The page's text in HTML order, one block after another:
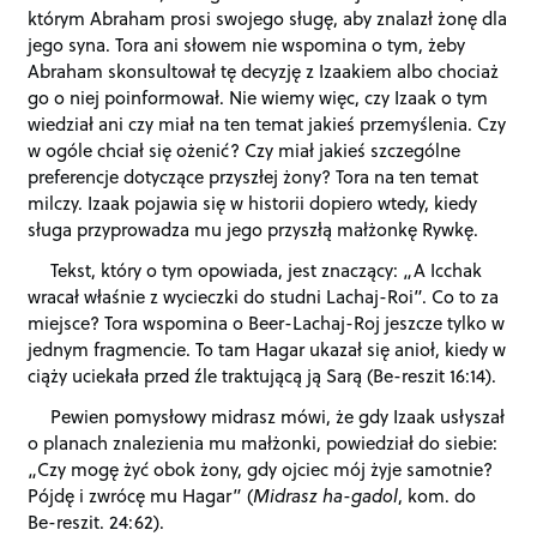
którym Abraham prosi swojego sługę, aby znalazł żonę dla
jego syna. Tora ani słowem nie wspomina o tym, żeby
Abraham skonsultował tę decyzję z Izaakiem albo chociaż
go o niej poinformował. Nie wiemy więc, czy Izaak o tym
wiedział ani czy miał na ten temat jakieś przemyślenia. Czy
w ogóle chciał się ożenić? Czy miał jakieś szczególne
preferencje dotyczące przyszłej żony? Tora na ten temat
milczy. Izaak pojawia się w historii dopiero wtedy, kiedy
sługa przyprowadza mu jego przyszłą małżonkę Rywkę.
Tekst, który o tym opowiada, jest znaczący: „A Icchak
wracał właśnie z wycieczki do studni Lachaj-Roi”. Co to za
miejsce? Tora wspomina o Beer-Lachaj-Roj jeszcze tylko w
jednym fragmencie. To tam Hagar ukazał się anioł, kiedy w
ciąży uciekała przed źle traktującą ją Sarą (Be-reszit 16:14).
Pewien pomysłowy midrasz mówi, że gdy Izaak usłyszał
o planach znalezienia mu małżonki, powiedział do siebie:
„Czy mogę żyć obok żony, gdy ojciec mój żyje samotnie?
Pójdę i zwrócę mu Hagar” (Midrasz ha-gadol, kom. do
Be-reszit. 24:62).